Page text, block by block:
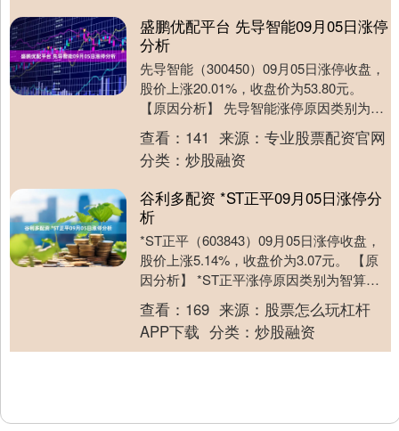
盛鹏优配平台 先导智能09月05日涨停
分析
先导智能（300450）09月05日涨停收盘，
股价上涨20.01%，收盘价为53.80元。
【原因分析】 先导智能涨停原因类别为固
态电池+锂电设备+半年报增长+....
查看： 141 来源： 专业股票配资官网
分类： 炒股融资
谷利多配资 *ST正平09月05日涨停分
析
*ST正平（603843）09月05日涨停收盘，
股价上涨5.14%，收盘价为3.07元。 【原
因分析】 *ST正平涨停原因类别为智算服
务+光伏概念+路桥工程+S....
查看： 169 来源： 股票怎么玩杠杆
APP下载 分类： 炒股融资